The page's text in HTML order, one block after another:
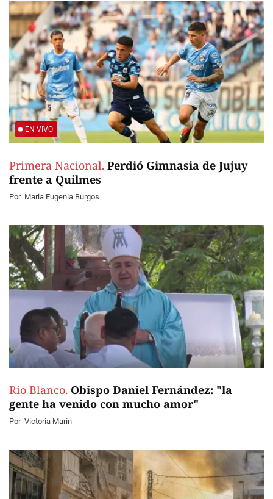
EN VIVO
Primera Nacional. Perdió Gimnasia de Jujuy
frente a Quilmes
Por Maria Eugenia Burgos
Río Blanco. Obispo Daniel Fernández: "la
gente ha venido con mucho amor"
Por Victoria Marín